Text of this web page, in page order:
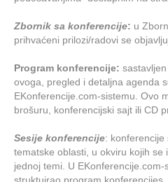
Zbornik sa konferencije: u
prihvaćeni prilozi/radovi se
Program konferencije:
ovoga, pregled i detaljna agenda
EKonferencije.com-sistemu. Ovo
brošuru, konferencijski sajt ili CD
Sesije konferencije: konferencije
tematske oblasti, u okviru kojih se
jednoj temi. U